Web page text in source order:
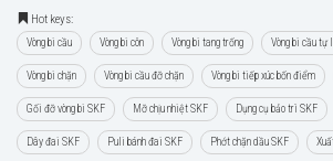
Hot keys:
Vòng bi cầu Vòng bi côn Vòng bi tang trống Vòng bi cầu tự
Vòng bi chặn Vòng bi cầu đỡ chặn Vòng bi tiếp xúc bốn điểm
Gối đỡ vòng bi SKF Mỡ chịu nhiệt SKF Dụng cụ bảo trì SKF
Dây đai SKF Puli bánh đai SKF Phớt chặn dầu SKF